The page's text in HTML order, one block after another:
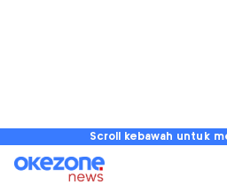
Scroll kebawah untuk